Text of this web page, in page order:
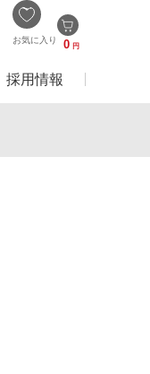
お気に入り 0 円
採用情報